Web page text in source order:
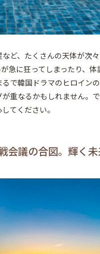
ど、たくさんの天体が次
急に狂ってしまったり、
で韓国ドラマのヒロイン
重なるかもしれません。
てください。
会議の合図。輝く